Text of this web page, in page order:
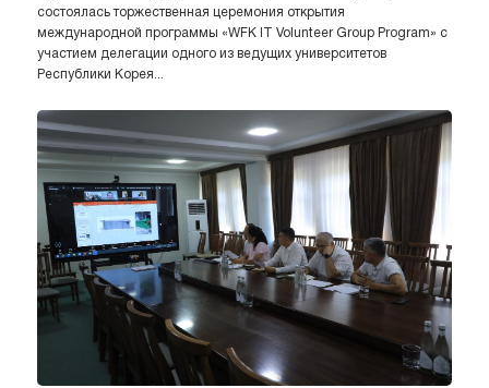
состоялась торжественная церемония открытия
международной программы «WFK IT Volunteer Group Program» с
участием делегации одного из ведущих университетов
Республики Корея...